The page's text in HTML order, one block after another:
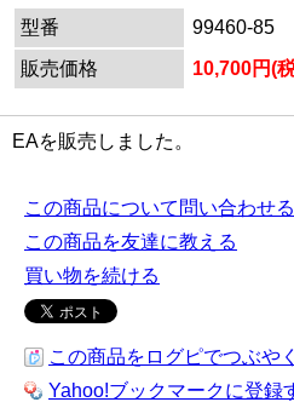
型番
99460-85
販売価格
10,700円(
EAを販売しました。
この商品について問い合わせる
この商品を友達に教える
買い物を続ける
この商品をログピでつぶやく
Yahoo!ブックマークに登録